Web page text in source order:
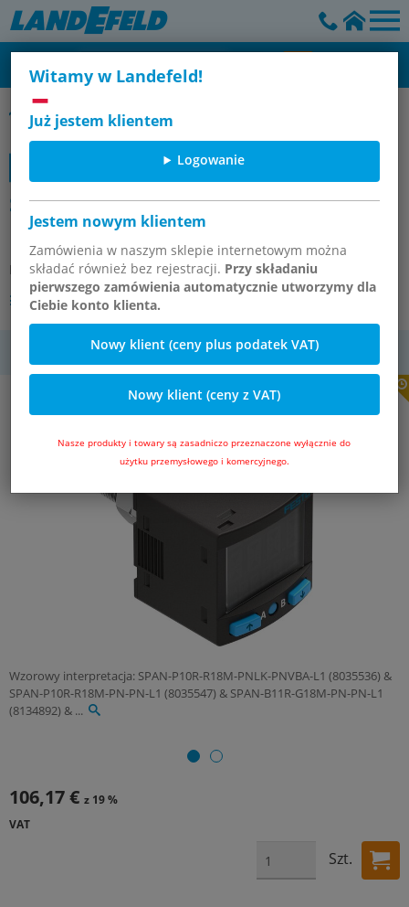
Witamy w Landefeld!
Już jestem klientem
Logowanie
Jestem nowym klientem
Zamówienia w naszym sklepie internetowym można
składać również bez rejestracji. Przy składaniu
pierwszego zamówienia automatycznie utworzymy dla
Ciebie konto klienta.
Nowy klient (ceny plus podatek VAT)
Nowy klient (ceny z VAT)
Nasze produkty i towary są zasadniczo przeznaczone wyłącznie do
użytku przemysłowego i komercyjnego.
Drucksensor SPAN
SPAN-B-B2R-R18M-PN-L1 (8114754)
Pressure sensor
Numer artykułu: OT-FESTO093903
Inne wersje tego artykułu
Wzorowy interpretacja: SPAN-P10R-R18M-PNLK-PNVBA-L1 (8035536) &
SPAN-P10R-R18M-PN-PN-L1 (8035547) & SPAN-B11R-G18M-PN-PN-L1
(8134892) & ...
106,17 € z 19 %
VAT
Szt.